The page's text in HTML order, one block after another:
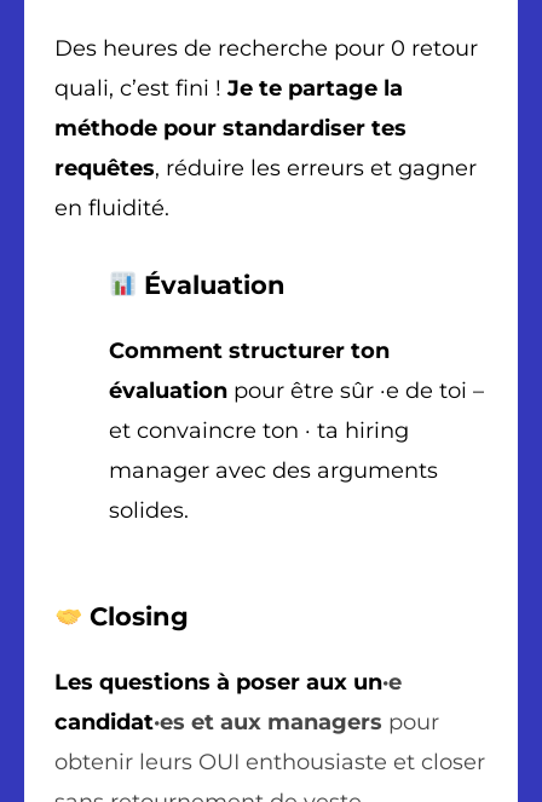
Des heures de recherche pour 0 retour
quali, c’est fini !Je te partage la
méthode pour standardiser tes
requêtes, réduire les erreurs et gagner
en fluidité.
Évaluation
Comment structurer ton
évaluation pour être sûr ·e de toi –
et convaincre ton · ta hiring
manager avec des arguments
solides.
Closing
Les questions à poser aux un·e
candidat·es et aux managers pour
obtenir leurs OUI enthousiaste et closer